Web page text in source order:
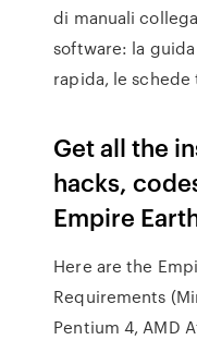
di manuali
software: la
rapida, le
Get all the
hacks,
Empire
Here are the
Requirements
Pentium 4, AMD